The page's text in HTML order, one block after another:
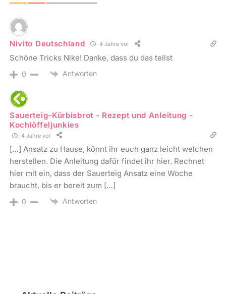
Nivito Deutschland 4 Jahre vor
Schöne Tricks Nike! Danke, dass du das teilst
0 Antworten
Sauerteig-Kürbisbrot - Rezept und Anleitung -
Kochlöffeljunkies
4 Jahre vor
[…] Ansatz zu Hause, könnt ihr euch ganz leicht welchen
herstellen. Die Anleitung dafür findet ihr hier. Rechnet
hier mit ein, dass der Sauerteig Ansatz eine Woche
braucht, bis er bereit zum […]
0 Antworten